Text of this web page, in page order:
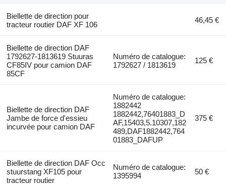
Biellette de direction pour
tracteur routier DAF XF 106
46,45 €
Biellette de direction DAF
1792627-1813619 Stuuras
CF85IV pour camion DAF
85CF
Numéro de catalogue:
1792627 / 1813619
125 €
Biellette de direction DAF
Jambe de force d'essieu
incurvée pour camion DAF
Numéro de catalogue:
1882442
1882442,76401883_D
AF,15403,5.10307,182
489,DAF1882442,764
01883_DAFUP
375 €
Biellette de direction DAF Occ
stuurstang XF105 pour
tracteur routier
Numéro de catalogue:
1395994
50 €